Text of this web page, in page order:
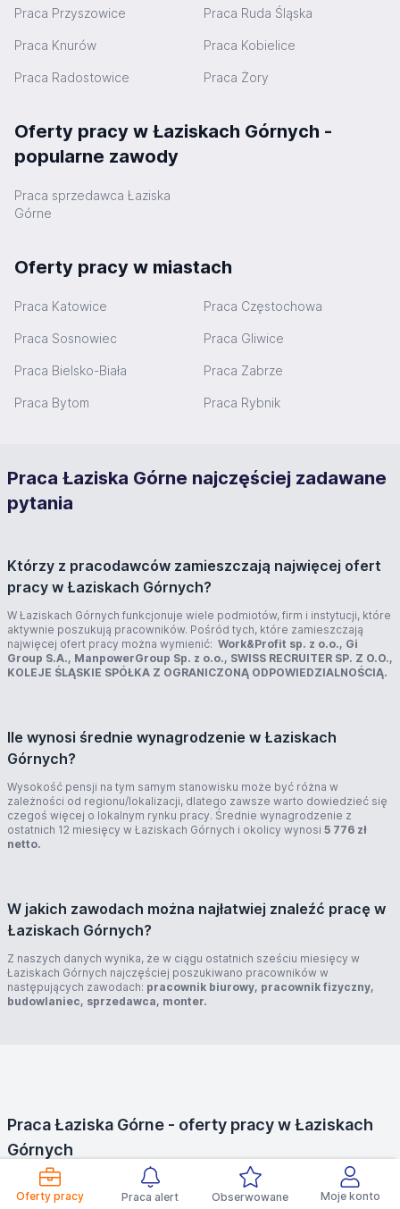
Oferty pracy Praca alert Obserwowane Moje konto
Praca Przyszowice Praca Ruda Śląska
Praca Knurów Praca Kobielice
Praca Radostowice Praca Żory
Oferty pracy w Łaziskach Górnych -
popularne zawody
Praca sprzedawca Łaziska
Górne
Oferty pracy w miastach
Praca Katowice Praca Częstochowa
Praca Sosnowiec Praca Gliwice
Praca Bielsko-Biała Praca Zabrze
Praca Bytom Praca Rybnik
Praca Łaziska Górne najczęściej zadawane
pytania
Którzy z pracodawców zamieszczają najwięcej ofert
pracy w Łaziskach Górnych?
W Łaziskach Górnych funkcjonuje wiele podmiotów, firm i instytucji, które
aktywnie poszukują pracowników. Pośród tych, które zamieszczają
najwięcej ofert pracy można wymienić: Work&Profit sp. z o.o., Gi
Group S.A., ManpowerGroup Sp. z o.o., SWISS RECRUITER SP. Z O.O.,
KOLEJE ŚLĄSKIE SPÓŁKA Z OGRANICZONĄ ODPOWIEDZIALNOŚCIĄ.
Ile wynosi średnie wynagrodzenie w Łaziskach
Górnych?
Wysokość pensji na tym samym stanowisku może być różna w
zależności od regionu/lokalizacji, dlatego zawsze warto dowiedzieć się
czegoś więcej o lokalnym rynku pracy. Średnie wynagrodzenie z
ostatnich 12 miesięcy w Łaziskach Górnych i okolicy wynosi 5 776 zł
netto.
W jakich zawodach można najłatwiej znaleźć pracę w
Łaziskach Górnych?
Z naszych danych wynika, że w ciągu ostatnich sześciu miesięcy w
Łaziskach Górnych najczęściej poszukiwano pracowników w
następujących zawodach: pracownik biurowy, pracownik fizyczny,
budowlaniec, sprzedawca, monter.
Praca Łaziska Górne - oferty pracy w Łaziskach
Górnych
Łaziska Górne to miasto, które liczy sobie ponad 22 tysiące
mieszkańców. Leży w powiecie mikołowskim, gdzie stopa bezrobocia
pod koniec 2017 roku wynosiła 3,3%. Tak dobry wynik jest z pewnością